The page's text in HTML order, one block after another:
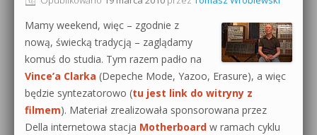
Produkcja muzyczna od podstaw
Sylenth1 od podstaw
Sound Forge od podstaw
Dubstep z syntezatorem Massive
0dB.pl - informacje
Newsletter
Materiały dla mediów
Archiwum aktualności
Mamy weekend, więc – zgodnie z
nową, świecką tradycją – zaglądamy
komuś do studia. Tym razem padło na
Vince’a Clarka (Depeche Mode, Yazoo, Erasure), a więc
będzie syntezatorowo (tu jest link do witryny z
filmem). Materiał zrealizowała sponsorowana przez
Della internetowa stacja Motherboard w ramach cyklu